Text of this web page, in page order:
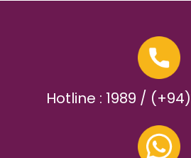
Hotline : 1989 /